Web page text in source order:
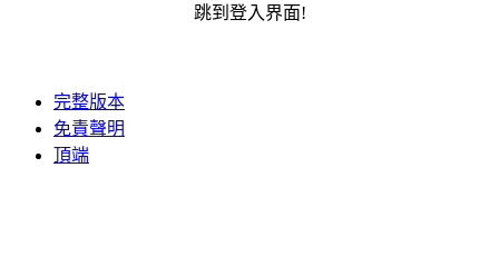
跳到登入界面!
完整版本
免責聲明
頂端